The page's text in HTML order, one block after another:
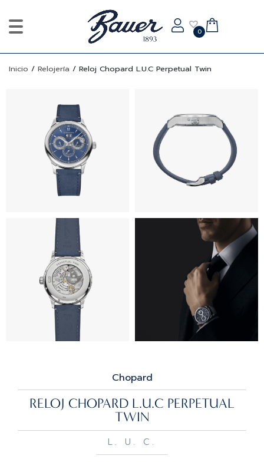
0
Inicio / Relojería / Reloj Chopard L.U.C Perpetual Twin
Chopard
RELOJ CHOPARD L.U.C PERPETUAL
TWIN
L. U. C.